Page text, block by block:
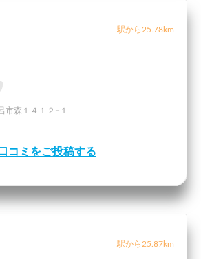
駅から25.78km
市森１４１２−１
口コミをご投稿する
駅から25.87km